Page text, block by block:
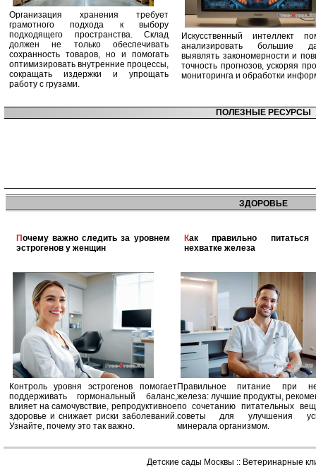
Организация хранения требует
грамотного подхода к выбору
подходящего пространства. Склад
должен не только обеспечивать
сохранность товаров, но и помогать
оптимизировать внутренние процессы,
сокращать издержки и упрощать
работу с грузами.
Искусственный интеллект
анализировать большие
выявлять закономерности и
точность прогнозов, ускоряя
мониторинга и обработки
ПОЛЕЗНЫЕ РЕСУРСЫ
ЗДОРОВЬЕ
Почему важно следить за уровнем
эстрогенов у женщин
Контроль уровня эстрогенов помогает
поддерживать гормональный баланс,
влияет на самочувствие, репродуктивное
здоровье и снижает риски заболеваний.
Узнайте, почему это так важно.
Как правильно питаться при
нехватке железа
Правильное питание при
железа: лучшие продукты,
по сочетанию питательных
советы для улучшения
минерала организмом.
Детские сады Москвы :: Ветеринарные